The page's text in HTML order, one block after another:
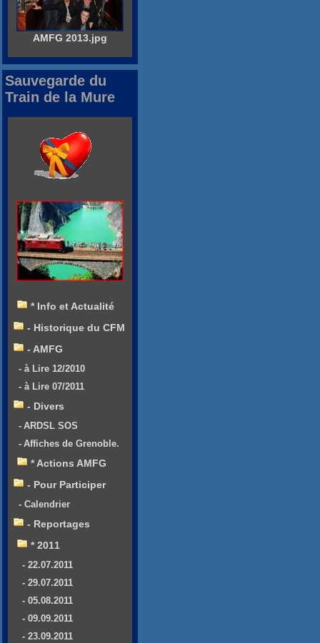
AMFG 2013.jpg
Sauvegarde du
Train de la Mure
* Info et Actualité
- Historique du CFM
- AMFG
- à Lire 12/2010
- à Lire 07/2011
- Divers
- ARDSL SOS
- Affiches de Grenoble.
* Actions AMFG
- Pour Participer
- Calendrier
- Reportages
* 2011
- 22.07.2011
- 29.07.2011
- 05.08.2011
- 09.09.2011
- 23.09.2011